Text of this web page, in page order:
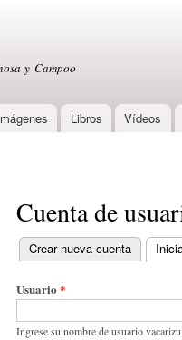
y Campoo
Libros Vídeos
Cuenta de
Primary tabs
Crear nueva cuenta
Usuario *
Ingrese su nombre de usuario